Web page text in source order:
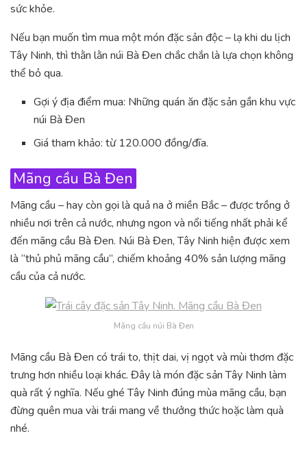
sức khỏe.
Nếu bạn muốn tìm mua một món đặc sản độc – lạ khi du lịch
Tây Ninh, thì thằn lằn núi Bà Đen chắc chắn là lựa chọn không
thể bỏ qua.
Gợi ý địa điểm mua: Những quán ăn đặc sản gần khu vực
núi Bà Đen
Giá tham khảo: từ 120.000 đồng/đĩa.
Mãng cầu Bà Đen
Mãng cầu – hay còn gọi là quả na ở miền Bắc – được trồng ở
nhiều nơi trên cả nước, nhưng ngon và nổi tiếng nhất phải kể
đến mãng cầu Bà Đen. Núi Bà Đen, Tây Ninh hiện được xem
là “thủ phủ mãng cầu”, chiếm khoảng 40% sản lượng mãng
cầu của cả nước.
Mãng cầu núi Bà Đen
Mãng cầu Bà Đen có trái to, thịt dai, vị ngọt và mùi thơm đặc
trưng hơn nhiều loại khác. Đây là món đặc sản Tây Ninh làm
quà rất ý nghĩa. Nếu ghé Tây Ninh đúng mùa mãng cầu, bạn
đừng quên mua vài trái mang về thưởng thức hoặc làm quà
nhé.